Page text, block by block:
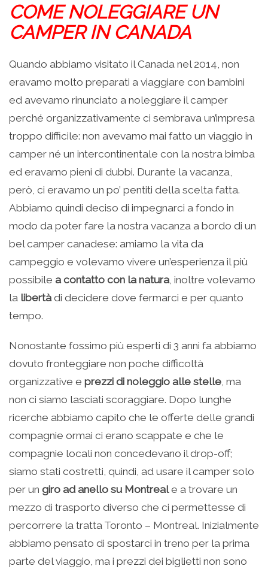
COME NOLEGGIARE UN
CAMPER IN CANADA
Quando abbiamo visitato il Canada nel 2014, non
eravamo molto preparati a viaggiare con bambini
ed avevamo rinunciato a noleggiare il camper
perché organizzativamente ci sembrava un’impresa
troppo difficile: non avevamo mai fatto un viaggio in
camper né un intercontinentale con la nostra bimba
ed eravamo pieni di dubbi. Durante la vacanza,
però, ci eravamo un po’ pentiti della scelta fatta.
Abbiamo quindi deciso di impegnarci a fondo in
modo da poter fare la nostra vacanza a bordo di un
bel camper canadese: amiamo la vita da
campeggio e volevamo vivere un’esperienza il più
possibile a contatto con la natura, inoltre volevamo
la libertàdi decidere dove fermarci e per quanto
tempo.
Nonostante fossimo più esperti di 3 anni fa abbiamo
dovuto fronteggiare non poche difficoltà
organizzative e prezzi di noleggio alle stelle , ma
non ci siamo lasciati scoraggiare. Dopo lunghe
ricerche abbiamo capito che le offerte delle grandi
compagnie ormai ci erano scappate e che le
compagnie locali non concedevano il drop-off;
siamo stati costretti, quindi, ad usare il camper solo
per un giro ad anello su Montreale a trovare un
mezzo di trasporto diverso che ci permettesse di
percorrere la tratta Toronto – Montreal. Inizialmente
abbiamo pensato di spostarci in treno per la prima
parte del viaggio, ma i prezzi dei biglietti non sono